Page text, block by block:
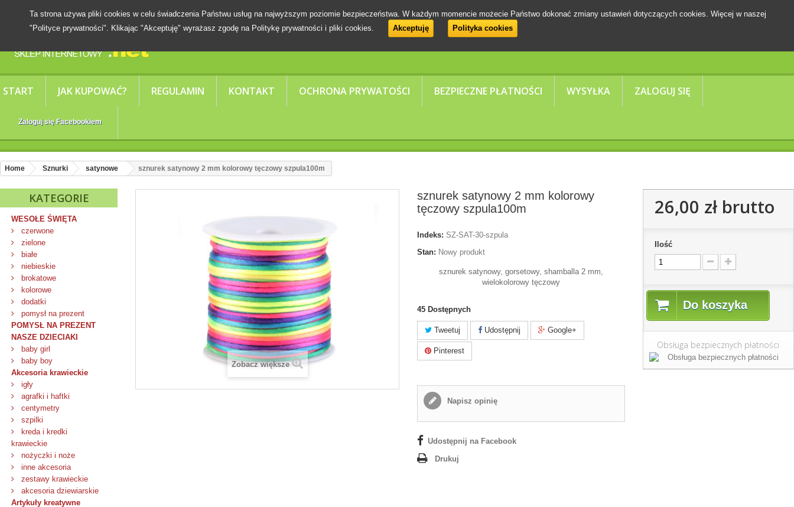
START JAK KUPOWAĆ? REGULAMIN KONTAKT OCHRONA PRYWATOŚCI BEZPIECZNE PŁATNOŚCI WYSYŁKA ZALOGUJ SIĘ
Zaloguj się Facebookiem
Ta strona używa pliki cookies w celu świadczenia Państwu usług na najwyższym poziomie bezpieczeństwa. W każdym momencie możecie Państwo dokonać zmiany ustawień dotyczących cookies. Więcej w naszej
"Polityce prywatności". Klikając "Akceptuję" wyrażasz zgodę na Politykę prywatności i pliki cookies.
Akceptuję Polityka cookies
Home Sznurki satynowe sznurek satynowy 2 mm kolorowy tęczowy szpula100m
KATEGORIE
WESOŁE ŚWIĘTA
czerwone
zielone
białe
niebieskie
brokatowe
kolorowe
dodatki
pomysł na prezent
POMYSŁ NA PREZENT
NASZE DZIECIAKI
baby girl
baby boy
Akcesoria krawieckie
igły
agrafki i haftki
centymetry
szpilki
kreda i kredki
krawieckie
nożyczki i noże
inne akcesoria
zestawy krawieckie
akcesoria dziewiarskie
Artykuły kreatywne
Zobacz większe
sznurek satynowy 2 mm kolorowy
tęczowy szpula100m
Indeks: SZ-SAT-30-szpula
Stan: Nowy produkt
sznurek satynowy, gorsetowy, shamballa 2 mm,
wielokolorowy tęczowy
45 Dostępnych
Tweetuj Udostępnij Google+
Pinterest
Napisz opinię
Udostępnij na Facebook
Drukuj
26,00 złbrutto
Ilość
Do koszyka
Obsługa bezpiecznych płatności